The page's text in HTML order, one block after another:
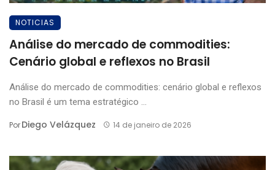
NOTICIAS
Análise do mercado de commodities:
Cenário global e reflexos no Brasil
Análise do mercado de commodities: cenário global e reflexos
no Brasil é um tema estratégico ...
PorDiego Velázquez 14 de janeiro de 2026